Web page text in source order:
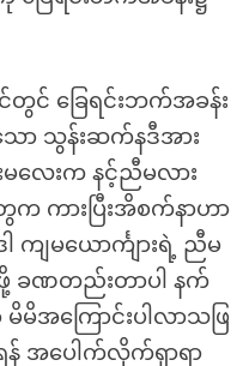
တွင် ခြေရင်းဘက်အခန်း
ော သွန်းဆက်နဒီအား
မလေးက နင့်ညီမလား
ကားပြီးအိစက်နာဟာ
ကျမယောင်္ကျားရဲ့ ညီမ
ဖို့ ခဏတည်းတာပါ နက်
မိအကြောင်းပါလာသဖြ
န် အပေါက်လိုက်ရှာရာ